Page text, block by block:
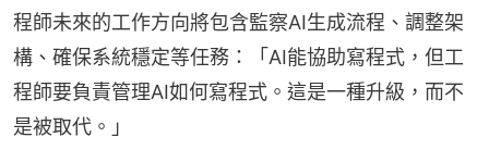
程師未來的工作方向將包含監察AI生成流程、調整架
構、確保系統穩定等任務：「AI能協助寫程式，但工
程師要負責管理AI如何寫程式。這是一種升級，而不
是被取代。」